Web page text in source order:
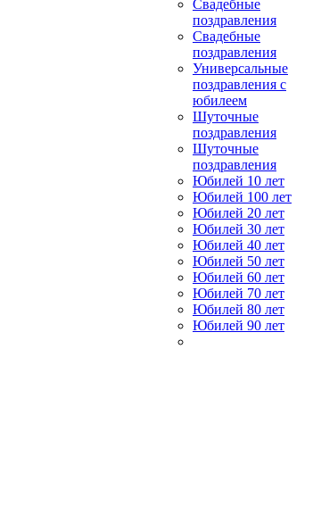
Свадебные
поздравления
Свадебные
поздравления
Универсальные
поздравления с
юбилеем
Шуточные
поздравления
Шуточные
поздравления
Юбилей 10 лет
Юбилей 100 лет
Юбилей 20 лет
Юбилей 30 лет
Юбилей 40 лет
Юбилей 50 лет
Юбилей 60 лет
Юбилей 70 лет
Юбилей 80 лет
Юбилей 90 лет